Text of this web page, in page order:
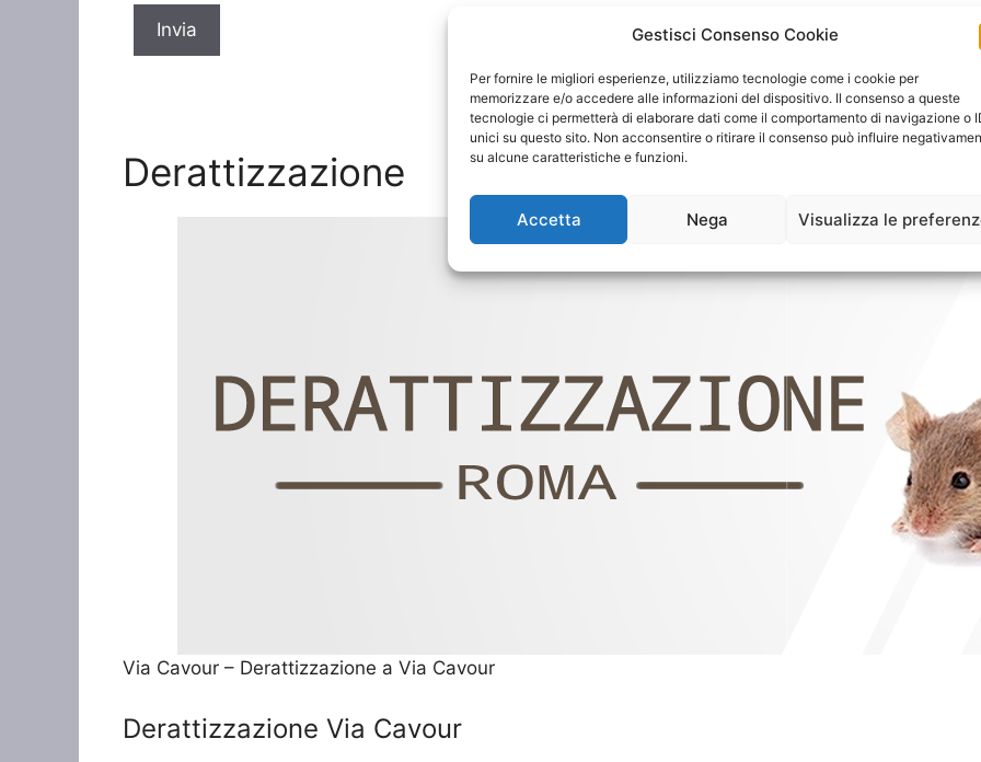
Gestisci Consenso Cookie
Per fornire le migliori esperienze, utilizziamo tecnologie come i cookie per
memorizzare e/o accedere alle informazioni del dispositivo. Il consenso a queste
tecnologie ci permetterà di elaborare dati come il comportamento di navigazione o
unici su questo sito. Non acconsentire o ritirare il consenso può influire
su alcune caratteristiche e funzioni.
Accetta Nega Visualizza le
Derattizzazione
Via Cavour – Derattizzazione a Via Cavour
Derattizzazione Via Cavour